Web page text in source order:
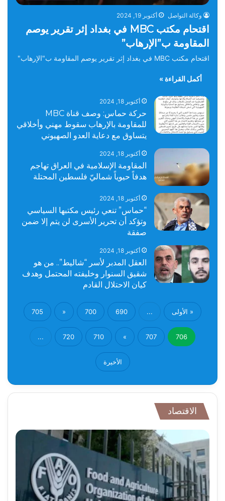
وكالة التواصل أكتوبر 19, 2024
اقتحام مكتب MBC في بغداد إثر تقرير يوصم
المقاومة ب”الإرهاب”
اقتحام مكتب MBC في بغداد إثر تقرير يوصم المقاومة ب"الإرهاب"
أكمل القراءة »
أكتوبر 18, 2024
حركة حماس: وصف قناة MBC
للمقاومة بالإرهاب سقوط مهني وأخلاقي
يتساوق مع دعاية العدو الصهيوني
أكتوبر 18, 2024
المقاومة الإسلامية في العراق تهاجم
هدفاً حيوياً شماليّ فلسطين المحتلة
أكتوبر 18, 2024
“حماس” تنعي رئيس مكتبها السياسي
وتؤكد أن تحرير الأسرى لن يتم إلا ضمن
صفقة
أكتوبر 18, 2024
العقل المدبر لأسر “شاليط”.. من هو
شقيق السنوار وخليفته المحتمل وهدف
كيان الاحتلال القادم
« الأولى ...
690
700
«
705
706
707
»
710
720
...
الأخيرة
الاقتصاد